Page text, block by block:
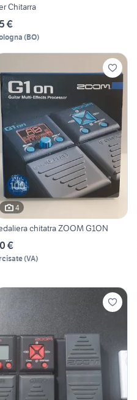
Chitarra
€
(BO)
4
chitatra ZOOM G1ON
€
(VA)